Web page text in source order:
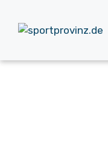
Inhalt
springen